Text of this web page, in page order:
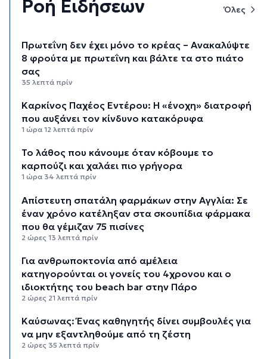
Ροή Ειδήσεων Όλες
Πρωτεΐνη δεν έχει μόνο το κρέας – Ανακαλύψτε
8 φρούτα με πρωτεΐνη και βάλτε τα στο πιάτο
σας
35 λεπτά πρίν
Καρκίνος Παχέος Εντέρου: Η «ένοχη» διατροφή
που αυξάνει τον κίνδυνο κατακόρυφα
1 ώρα 12 λεπτά πρίν
Το λάθος που κάνουμε όταν κόβουμε το
καρπούζι και χαλάει πιο γρήγορα
1 ώρα 34 λεπτά πρίν
Απίστευτη σπατάλη φαρμάκων στην Αγγλία: Σε
έναν χρόνο κατέληξαν στα σκουπίδια φάρμακα
που θα γέμιζαν 75 πισίνες
2 ώρες 13 λεπτά πρίν
Για ανθρωποκτονία από αμέλεια
κατηγορούνται οι γονείς του 4χρονου και ο
ιδιοκτήτης του beach bar στην Πάρο
2 ώρες 21 λεπτά πρίν
Kαύσωνας: Ένας καθηγητής δίνει συμβουλές για
να μην εξαντληθούμε από τη ζέστη
2 ώρες 35 λεπτά πρίν